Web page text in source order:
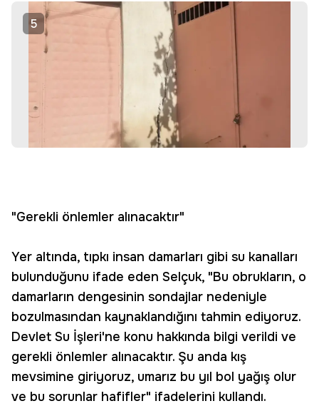
5
"Gerekli önlemler alınacaktır"
Yer altında, tıpkı insan damarları gibi su kanalları
bulunduğunu ifade eden Selçuk, "Bu obrukların, o
damarların dengesinin sondajlar nedeniyle
bozulmasından kaynaklandığını tahmin ediyoruz.
Devlet Su İşleri'ne konu hakkında bilgi verildi ve
gerekli önlemler alınacaktır. Şu anda kış
mevsimine giriyoruz, umarız bu yıl bol yağış olur
ve bu sorunlar hafifler" ifadelerini kullandı.